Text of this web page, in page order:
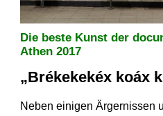
Die beste Kunst der
Athen 2017
„Brékekekéx koáx
Neben einigen Ärgernissen